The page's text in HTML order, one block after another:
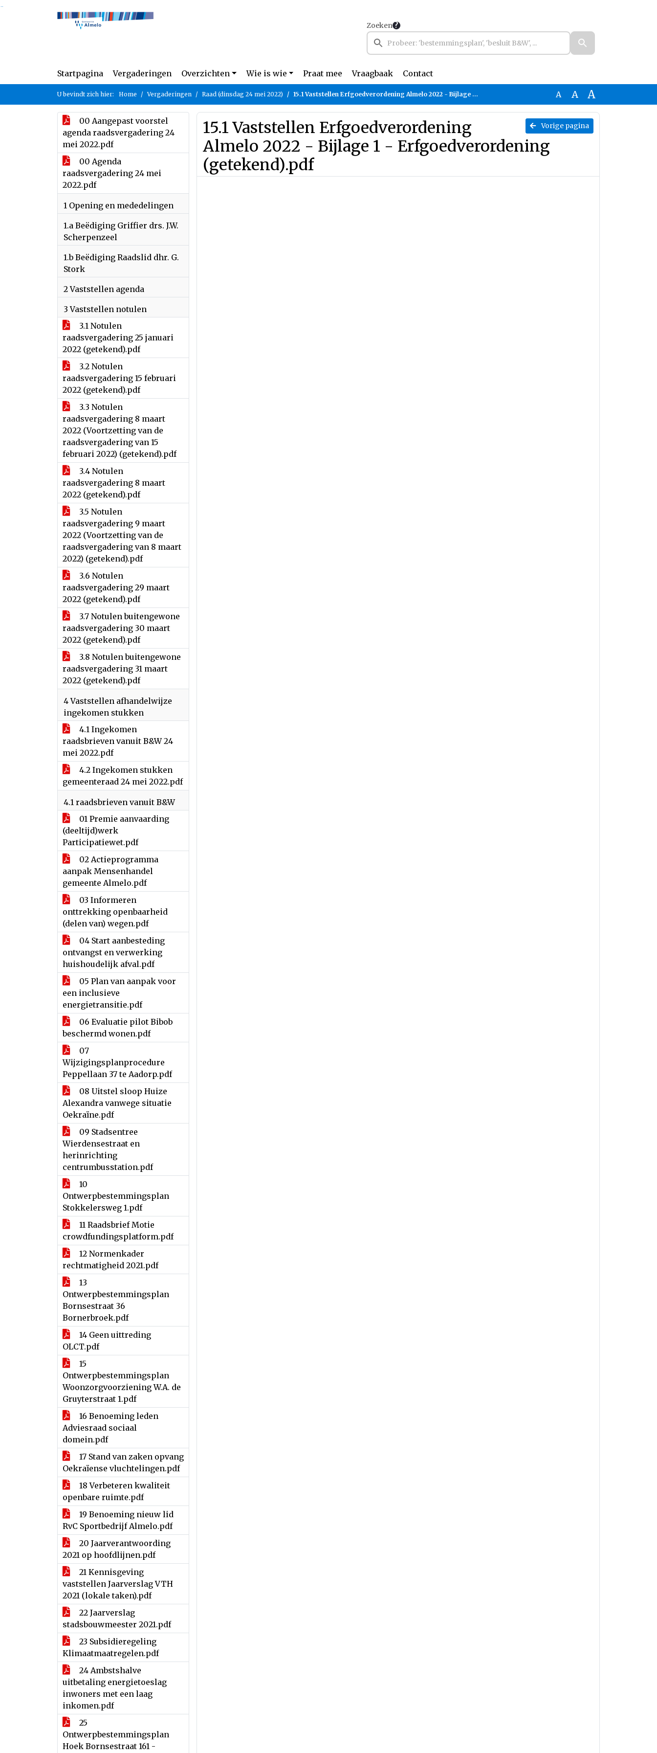
Ga naar de inhoud van deze pagina
Ga naar het zoeken
Ga naar het menu
Zoeken
Startpagina Vergaderingen Overzichten Wie is wie Praat mee Vraagbaak Contact
U bevindt zich hier: Home Vergaderingen Raad (dinsdag 24 mei 2022) 15.1 Vaststellen Erfgoedverordening Almelo 2022 - Bijlage 1 - Erfgoedverordening (getekend).pdf A A A
00 Aangepast voorstel
agenda raadsvergadering 24
mei 2022.pdf
00 Agenda
raadsvergadering 24 mei
2022.pdf
1 Opening en mededelingen
1.a Beëdiging Griffier drs. J.W.
Scherpenzeel
1.b Beëdiging Raadslid dhr. G.
Stork
2 Vaststellen agenda
3 Vaststellen notulen
3.1 Notulen
raadsvergadering 25 januari
2022 (getekend).pdf
3.2 Notulen
raadsvergadering 15 februari
2022 (getekend).pdf
3.3 Notulen
raadsvergadering 8 maart
2022 (Voortzetting van de
raadsvergadering van 15
februari 2022) (getekend).pdf
3.4 Notulen
raadsvergadering 8 maart
2022 (getekend).pdf
3.5 Notulen
raadsvergadering 9 maart
2022 (Voortzetting van de
raadsvergadering van 8 maart
2022) (getekend).pdf
3.6 Notulen
raadsvergadering 29 maart
2022 (getekend).pdf
3.7 Notulen buitengewone
raadsvergadering 30 maart
2022 (getekend).pdf
3.8 Notulen buitengewone
raadsvergadering 31 maart
2022 (getekend).pdf
4 Vaststellen afhandelwijze
ingekomen stukken
4.1 Ingekomen
raadsbrieven vanuit B&W 24
mei 2022.pdf
4.2 Ingekomen stukken
gemeenteraad 24 mei 2022.pdf
4.1 raadsbrieven vanuit B&W
01 Premie aanvaarding
(deeltijd)werk
Participatiewet.pdf
02 Actieprogramma
aanpak Mensenhandel
gemeente Almelo.pdf
03 Informeren
onttrekking openbaarheid
(delen van) wegen.pdf
04 Start aanbesteding
ontvangst en verwerking
huishoudelijk afval.pdf
05 Plan van aanpak voor
een inclusieve
energietransitie.pdf
06 Evaluatie pilot Bibob
beschermd wonen.pdf
07
Wijzigingsplanprocedure
Peppellaan 37 te Aadorp.pdf
08 Uitstel sloop Huize
Alexandra vanwege situatie
Oekraïne.pdf
09 Stadsentree
Wierdensestraat en
herinrichting
centrumbusstation.pdf
10
Ontwerpbestemmingsplan
Stokkelersweg 1.pdf
11 Raadsbrief Motie
crowdfundingsplatform.pdf
12 Normenkader
rechtmatigheid 2021.pdf
13
Ontwerpbestemmingsplan
Bornsestraat 36
Bornerbroek.pdf
14 Geen uittreding
OLCT.pdf
15
Ontwerpbestemmingsplan
Woonzorgvoorziening W.A. de
Gruyterstraat 1.pdf
16 Benoeming leden
Adviesraad sociaal
domein.pdf
17 Stand van zaken opvang
Oekraïense vluchtelingen.pdf
18 Verbeteren kwaliteit
openbare ruimte.pdf
19 Benoeming nieuw lid
RvC Sportbedrijf Almelo.pdf
20 Jaarverantwoording
2021 op hoofdlijnen.pdf
21 Kennisgeving
vaststellen Jaarverslag VTH
2021 (lokale taken).pdf
22 Jaarverslag
stadsbouwmeester 2021.pdf
23 Subsidieregeling
Klimaatmaatregelen.pdf
24 Ambstshalve
uitbetaling energietoeslag
inwoners met een laag
inkomen.pdf
25
Ontwerpbestemmingsplan
Hoek Bornsestraat 161 -
Vorige pagina
15.1 Vaststellen Erfgoedverordening
Almelo 2022 - Bijlage 1 - Erfgoedverordening
(getekend).pdf